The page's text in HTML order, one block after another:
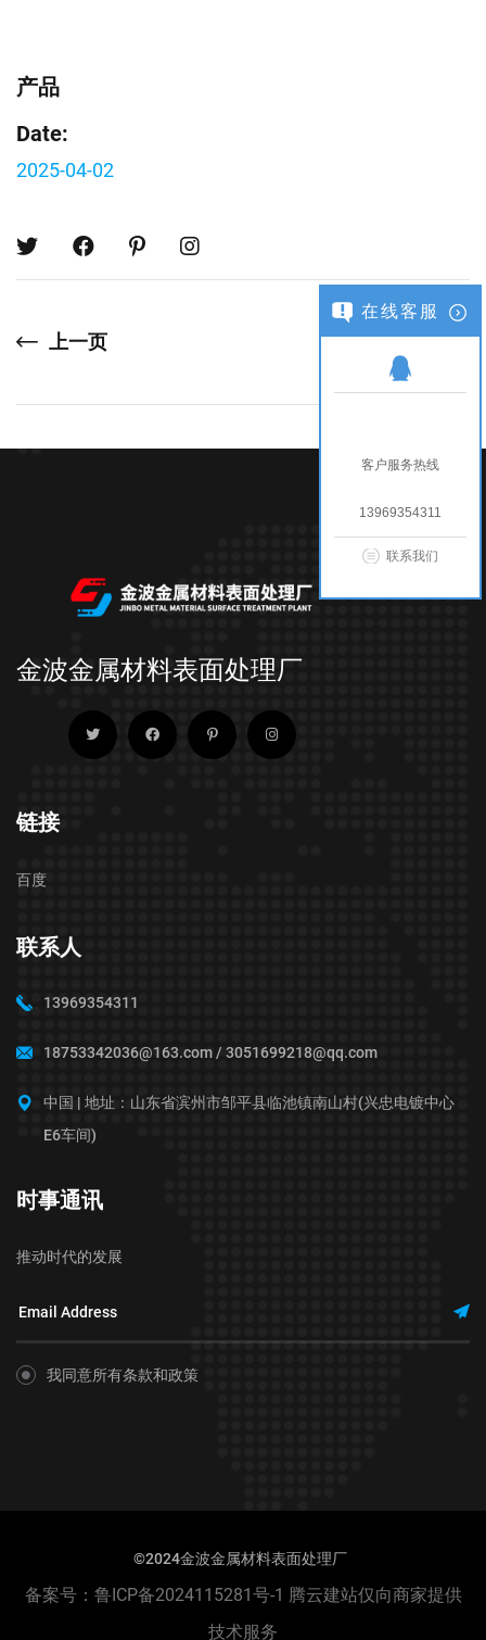
产品
Date:
2025-04-02
上一页 下一页
在线客服
客户服务热线
13969354311
联系我们
金波金属材料表面处理厂
链接
百度
联系人
13969354311
18753342036@163.com / 3051699218@qq.com
中国 | 地址：山东省滨州市邹平县临池镇南山村(兴忠电镀中心
E6车间)
时事通讯
推动时代的发展
我同意所有条款和政策
©2024金波金属材料表面处理厂
备案号： 鲁ICP备2024115281号-1 腾云建站仅向商家提供
技术服务